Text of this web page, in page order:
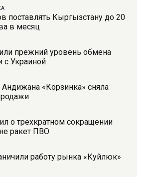
поставлять Кыргызстану до 20
в месяц
прежний уровень обмена
с Украиной
«Корзинка» сняла
о трехкратном сокращении
ракет ПВО
работу рынка «Куйлюк»